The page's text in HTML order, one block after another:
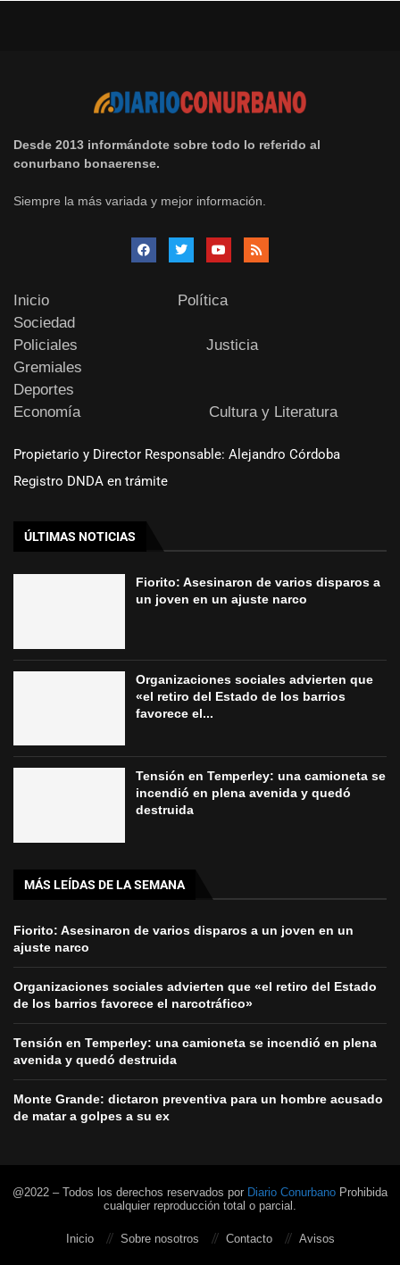
Desde 2013 informándote sobre todo lo referido al
conurbano bonaerense.
Siempre la más variada y mejor información.
Inicio
Política
Sociedad
Policiales
Justicia
Gremiales
Deportes
Economía
Cultura y Literatura
Propietario y Director Responsable: Alejandro Córdoba
Registro DNDA en trámite
ÚLTIMAS NOTICIAS
Fiorito: Asesinaron de varios disparos a
un joven en un ajuste narco
Organizaciones sociales advierten que
«el retiro del Estado de los barrios
favorece el...
Tensión en Temperley: una camioneta se
incendió en plena avenida y quedó
destruida
MÁS LEÍDAS DE LA SEMANA
Fiorito: Asesinaron de varios disparos a un joven en un
ajuste narco
Organizaciones sociales advierten que «el retiro del Estado
de los barrios favorece el narcotráfico»
Tensión en Temperley: una camioneta se incendió en plena
avenida y quedó destruida
Monte Grande: dictaron preventiva para un hombre acusado
de matar a golpes a su ex
@2022 – Todos los derechos reservados por Diario Conurbano Prohibida
cualquier reproducción total o parcial.
Inicio Sobre nosotros Contacto Avisos